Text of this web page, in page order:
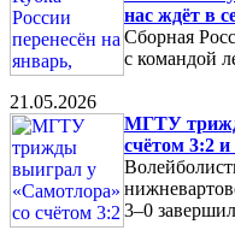
нас ждёт в
Сборная
с командой
21.05.2026
МГТУ
счётом 3:2 и
3–0